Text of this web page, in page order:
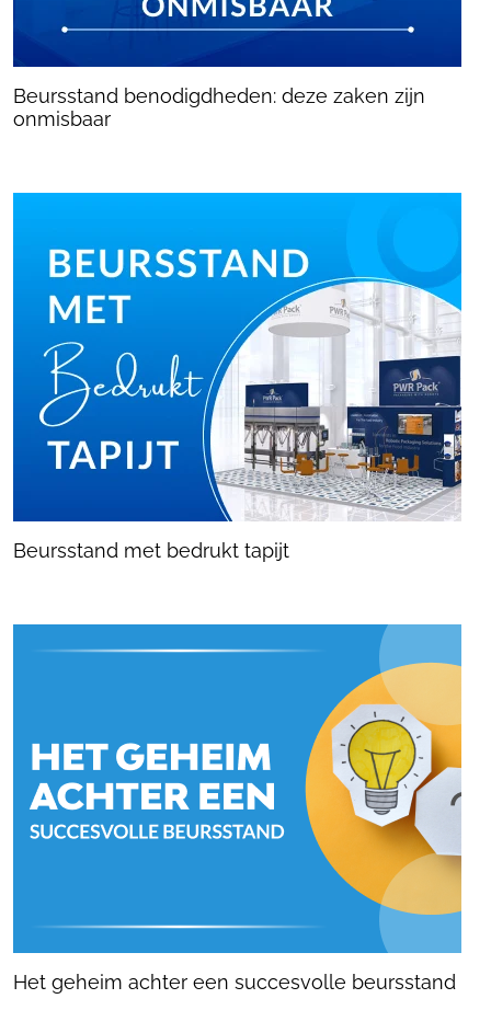
Beursstand benodigdheden: deze zaken zijn
onmisbaar
Beursstand met bedrukt tapijt
Het geheim achter een succesvolle beursstand